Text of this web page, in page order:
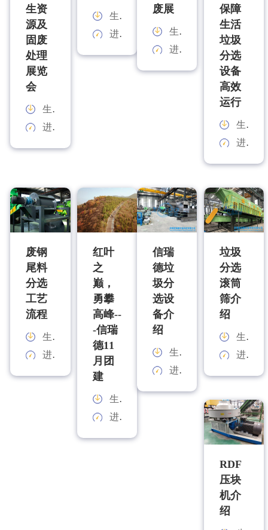
生资
源及
固废
处理
展览
会
生产能力：
进料规格：
生产能力：
进料规格：
废展
生产能力：
进料规格：
保障
生活
垃圾
分选
设备
高效
运行
生产能力：
进料规格：
废钢
尾料
分选
工艺
流程
生产能力：
进料规格：
红叶
之
巅，
勇攀
高峰--
-信瑞
德11
月团
建
生产能力：
进料规格：
信瑞
德垃
圾分
选设
备介
绍
生产能力：
进料规格：
垃圾
分选
滚筒
筛介
绍
生产能力：
进料规格：
RDF
压块
机介
绍